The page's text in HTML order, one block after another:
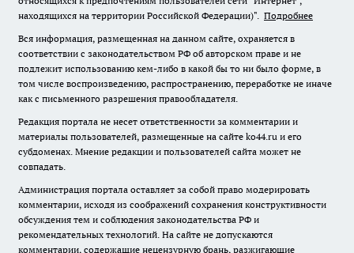
находящихся на территории Российской Федерации)". Подробнее
Вся информация, размещенная на данном сайте, охраняется в
соответствии с законодательством РФ об авторском праве и не
подлежит использованию кем-либо в какой бы то ни было форме, в
том числе воспроизведению, распространению, переработке не иначе
как с письменного разрешения правообладателя.
Редакция портала не несет ответственности за комментарии и
материалы пользователей, размещенные на сайте ko44.ru и его
субдоменах. Мнение редакции и пользователей сайта может не
совпадать.
Администрация портала оставляет за собой право модерировать
комментарии, исходя из соображений сохранения конструктивности
обсуждения тем и соблюдения законодательства РФ и
рекомендательных технологий. На сайте не допускаются
комментарии, содержащие нецензурную брань, разжигающие